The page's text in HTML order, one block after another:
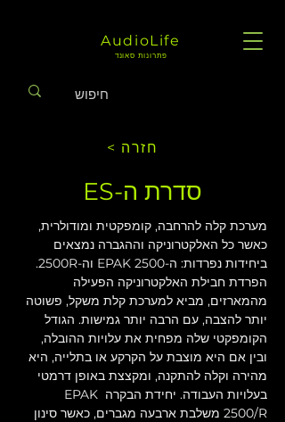
AudioLife
פתרונות סאונד
< חזרה
סדרת ה-ES
מערכת קלה להרחבה, קומפקטית ומודולרית,
כאשר כל האלקטרוניקה וההגברה נמצאים
ביחידות נפרדות: ה-EPAK 2500 וה-2500R.
הפרדת חבילת האלקטרוניקה הפעילה
מהמארזים, מביא למערכת קלת משקל, פשוטה
יותר להצבה, עם הרבה יותר גמישות. הגודל
הקומפקטי שלה מפחית את עלויות ההובלה,
ובין אם היא מוצבת על הקרקע או בתלייה, היא
מהירה וקלה להתקנה, ומקצצת באופן דרמטי
בעלויות העבודה. יחידת הבקרה EPAK
2500/R משלבת ארבעה מגברים, כאשר סינון